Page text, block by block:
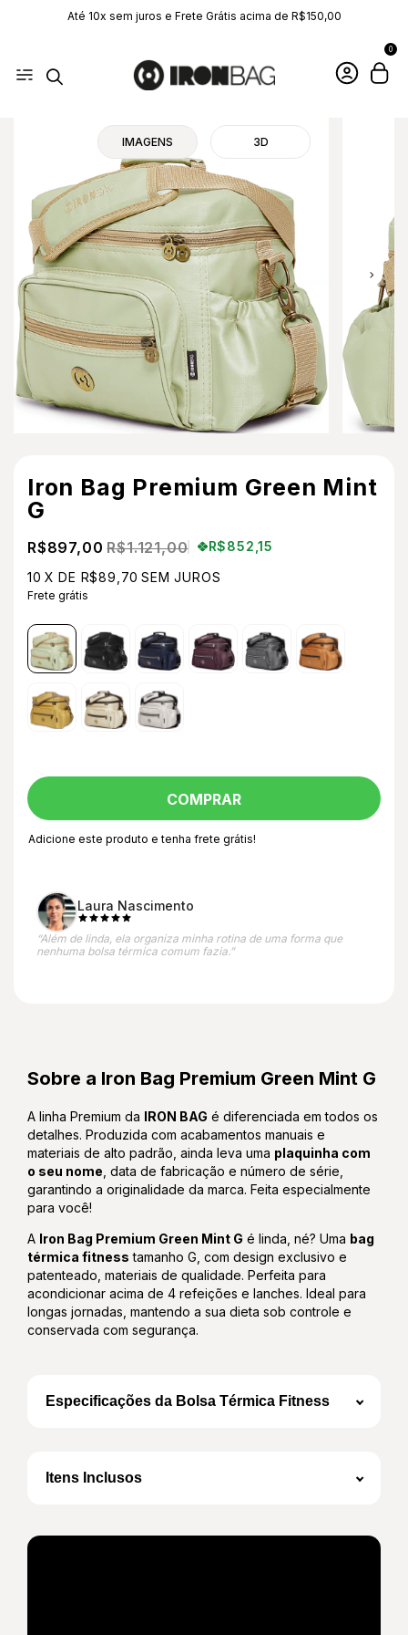
Até 10x sem juros e Frete Grátis acima de R$150,00
0
IMAGENS 3D
Iron Bag Premium Green Mint
G
R$897,00 R$1.121,00
R$852,15
10 X DE R$89,70 SEM JUROS
Frete grátis
Adicione este produto etenha frete grátis!
Laura Nascimento
“Além de linda, ela organiza minha rotina de uma forma que
nenhuma bolsa térmica comum fazia.”
Sobre a Iron Bag Premium Green Mint G
A linha Premium da IRON BAG é diferenciada em todos os
detalhes. Produzida com acabamentos manuais e
materiais de alto padrão, ainda leva uma plaquinha com
o seu nome , data de fabricação e número de série,
garantindo a originalidade da marca. Feita especialmente
para você!
A Iron Bag Premium Green Mint G é linda, né? Uma bag
térmica fitness tamanho G, com design exclusivo e
patenteado, materiais de qualidade. Perfeita para
acondicionar acima de 4 refeições e lanches. Ideal para
longas jornadas, mantendo a sua dieta sob controle e
conservada com segurança.
Especificações da Bolsa Térmica Fitness
22cm P x 25 cm A
Revestimento externo em couro sintético
Itens Inclusos